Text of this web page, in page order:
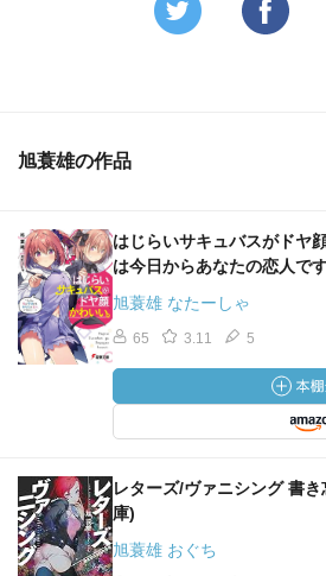
旭蓑雄の作品
はじらいサキュバスがドヤ
は今日からあなたの恋人で
旭蓑雄 なたーしゃ
65 3.11 5
レターズ/ヴァニシング 書
庫)
旭蓑雄 おぐち